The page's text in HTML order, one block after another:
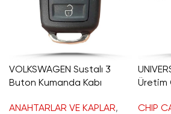
VOLKSWAGEN Sustalı 3
Buton Kumanda Kabı
ANAHTARLAR VE KAPLAR,
Üretim
CHIP